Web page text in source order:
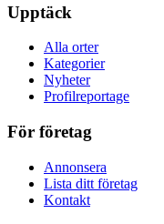
Upptäck
Alla orter
Kategorier
Nyheter
Profilreportage
För företag
Annonsera
Lista ditt företag
Kontakt